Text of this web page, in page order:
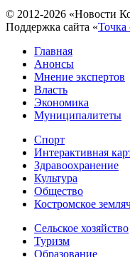
© 2012-2026 «Новости
Поддержка сайта «
Главная
Анонсы
Мнение экспертов
Власть
Экономика
Муниципалитеты
Спорт
Интерактивная
Здравоохранение
Культура
Общество
Костромское
Сельское хозяйство
Туризм
Образование